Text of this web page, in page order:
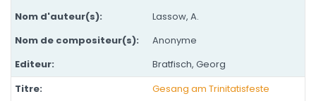
Lassow, A.
Anonyme
Bratfisch, Georg
Gesang am Trinitatisfeste